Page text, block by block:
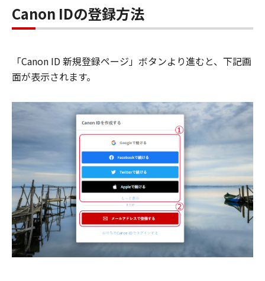
Canon IDの登録方法
「Canon ID 新規登録ページ」ボタンより進むと、下記画
面が表示されます。